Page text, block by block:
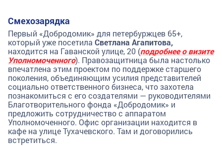
Смехозарядка
Первый «Добродомик» для петербуржцев 65+,
который уже посетила Светлана Агапитова,
находится на Гаванской улице, 20 (подробнее о визите
Уполномоченного). Правозащитница была настолько
впечатлена этим проектом по поддержке старшего
поколения, объединяющим усилия представителей
социально ответственного бизнеса, что захотела
познакомиться с его создателями — руководителями
Благотворительного фонда «Добродомик» и
предложить сотрудничество с аппаратом
Уполномоченного. Офис организации находится в
кафе на улице Тухачевского. Там и договорились
встретиться.